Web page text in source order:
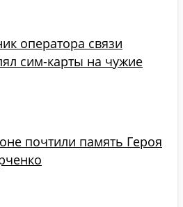
оператора связи
сим-карты на чужие
почтили память Героя